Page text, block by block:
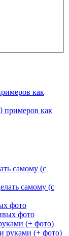
как
самому (с
фото
(+ фото)